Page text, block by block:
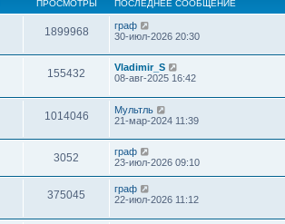
ПРОСМОТРЫ ПОСЛЕДНЕЕ СООБЩЕНИЕ
1899968
граф
30-июл-2026 20:30
155432
Vladimir_S
08-авг-2025 16:42
1014046
Мультль
21-мар-2024 11:39
3052
граф
23-июл-2026 09:10
375045
граф
22-июл-2026 11:12